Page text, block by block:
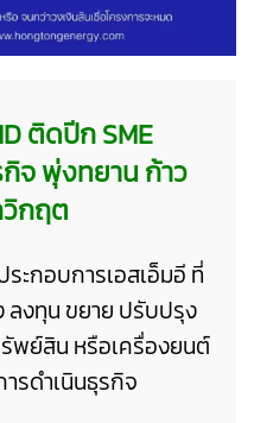
ติดปีก SME
จ พุ่งทยาน ก้าว
กฤต
ระกอบการเอสเอ็มอี ที่
ลงทุน ขยาย ปรับปรุง
พย์สิน หรือเครื่องยนต์
รดำเนินธุรกิจ